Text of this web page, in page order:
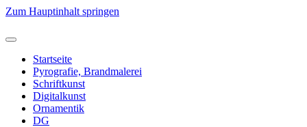
Zum Hauptinhalt springen
Startseite
Pyrografie, Brandmalerei
Schriftkunst
Digitalkunst
Ornamentik
DG